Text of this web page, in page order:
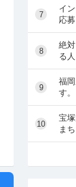
ク
に
7
イ
応
り
っ
ュ
8
絶
る
な
な
ん
9
福
す
教
公
い
10
宝
ま
塚
あ